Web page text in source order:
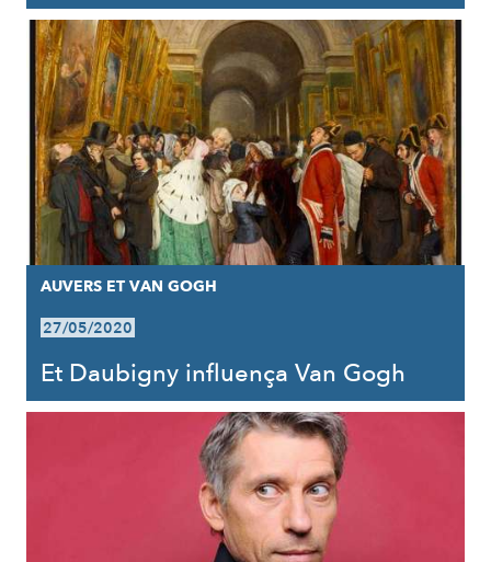
AUVERS ET VAN GOGH
27/05/2020
Et Daubigny influença Van Gogh